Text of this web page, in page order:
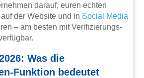
darauf, euren echten
der Website und in Social Media
– am besten mit Verifizierungs-
Was die
Funktion bedeutet